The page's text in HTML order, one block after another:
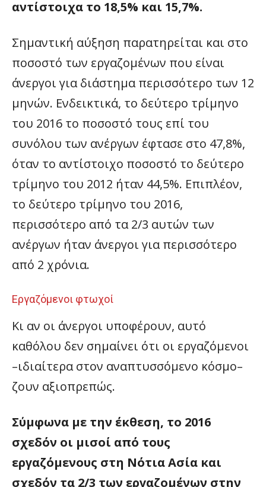
αντίστοιχα το 18,5% και 15,7%.
Σημαντική αύξηση παρατηρείται και στο
ποσοστό των εργαζομένων που είναι
άνεργοι για διάστημα περισσότερο των 12
μηνών. Ενδεικτικά, το δεύτερο τρίμηνο
του 2016 το ποσοστό τους επί του
συνόλου των ανέργων έφτασε στο 47,8%,
όταν το αντίστοιχο ποσοστό το δεύτερο
τρίμηνο του 2012 ήταν 44,5%. Επιπλέον,
το δεύτερο τρίμηνο του 2016,
περισσότερο από τα 2/3 αυτών των
ανέργων ήταν άνεργοι για περισσότερο
από 2 χρόνια.
Εργαζόμενοι φτωχοί
Κι αν οι άνεργοι υποφέρουν, αυτό
καθόλου δεν σημαίνει ότι οι εργαζόμενοι
–ιδιαίτερα στον αναπτυσσόμενο κόσμο–
ζουν αξιοπρεπώς.
Σύμφωνα με την έκθεση, το 2016
σχεδόν οι μισοί από τους
εργαζόμενους στη Νότια Ασία και
σχεδόν τα 2/3 των εργαζομένων στην